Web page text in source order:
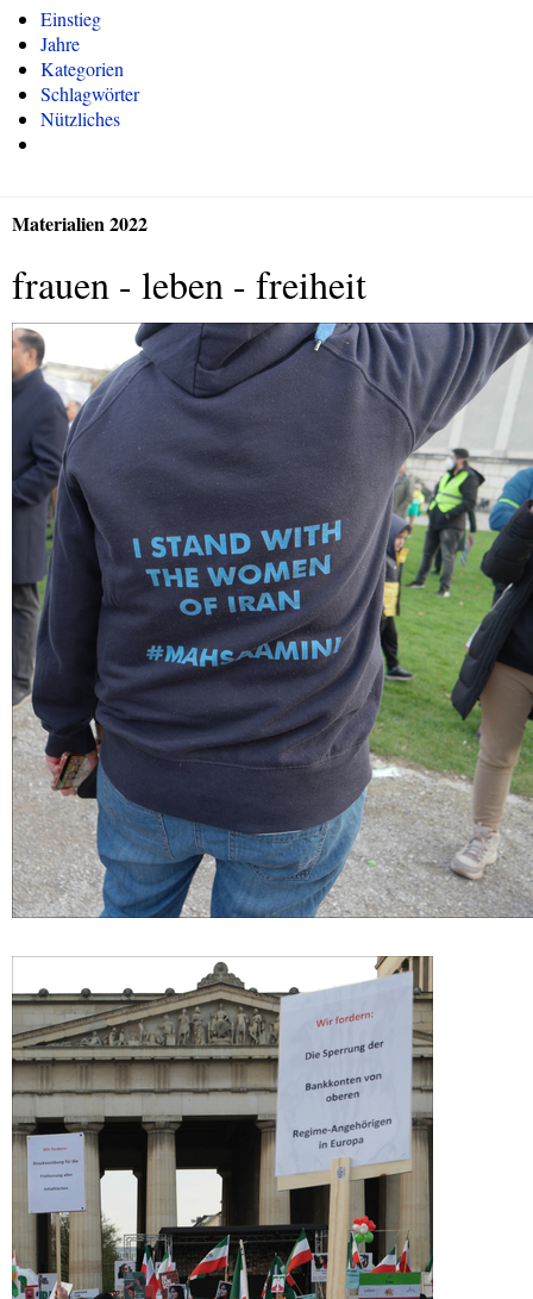
Einstieg
Jahre
Kategorien
Schlagwörter
Nützliches
Materialien 2022
frauen - leben - freiheit